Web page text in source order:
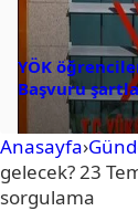
YÖK
Başvuru
Anasayfa›
gelecek? 23
sorgulama